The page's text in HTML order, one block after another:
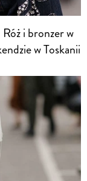
i bronzer w
w Toskanii